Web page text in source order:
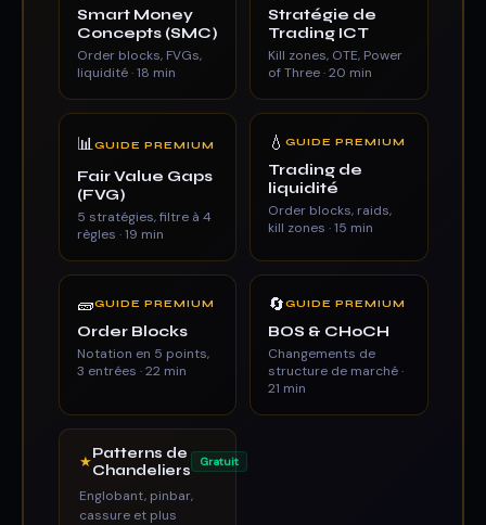
Smart Money
Concepts (SMC)
Order blocks, FVGs,
liquidité · 18 min
Stratégie de
Trading ICT
Kill zones, OTE, Power
of Three · 20 min
📊GUIDE PREMIUM
Fair Value Gaps
(FVG)
5 stratégies, filtre à 4
règles · 19 min
💧 GUIDE PREMIUM
Trading de
liquidité
Order blocks, raids,
kill zones · 15 min
🧱GUIDE PREMIUM
Order Blocks
Notation en 5 points,
3 entrées · 22 min
🔄GUIDE PREMIUM
BOS & CHoCH
Changements de
structure de marché ·
21 min
★Patterns de
Chandeliers
Gratuit
Englobant, pinbar,
cassure et plus